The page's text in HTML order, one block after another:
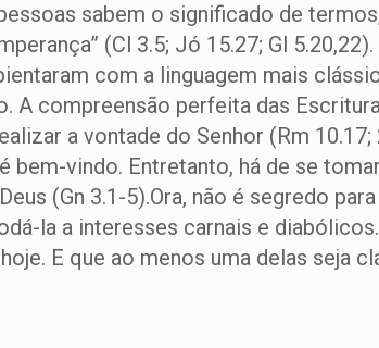
sabem o significado de
(Cl 3.5; Jó 15.27; Gl
com a linguagem mais
A compreensão perfeita das
a vontade do Senhor (Rm
bem-vindo. Entretanto, há de se
(Gn 3.1-5).Ora, não é segredo
la a interesses carnais e
E que ao menos uma delas seja